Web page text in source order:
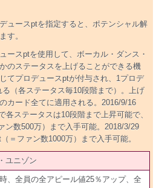
ュースptを指定すると、ポテンシャル解
す。
ースptを使用して、ボーカル・ダンス・
のステータスを上げることができる機
てプロデュースptが付与され、1プロデ
（各ステータス毎10段階まで）。上げ
カード全てに適用される。2016/9/16
各ステータスは10段階まで上昇可能で、
ン数500万）まで入手可能。2018/3/29
＝ファン数1000万）まで入手可能。
ユニゾン
、全員の全アピール値25％アップ、全